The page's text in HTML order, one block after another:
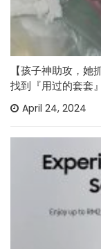
【孩子神助攻，
找到『用过的套套
April 24, 2024